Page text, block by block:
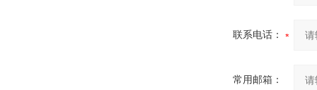
联系电话：
常用邮箱：